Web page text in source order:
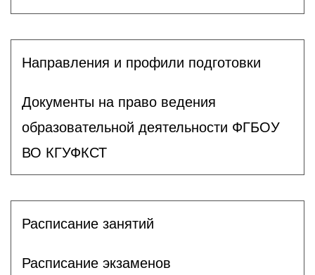
Направления и профили подготовки
Документы на право ведения
образовательной деятельности ФГБОУ
ВО КГУФКСТ
Расписание занятий
Расписание экзаменов